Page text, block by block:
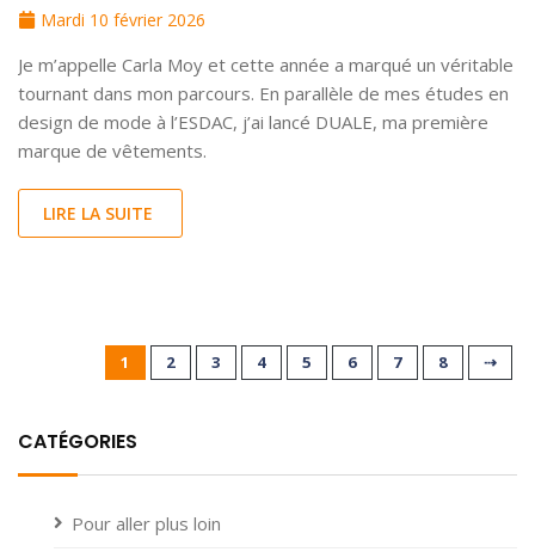
Mardi 10 février 2026
Je m’appelle Carla Moy et cette année a marqué un véritable
tournant dans mon parcours. En parallèle de mes études en
design de mode à l’ESDAC, j’ai lancé DUALE, ma première
marque de vêtements.
LIRE LA SUITE
1 2 3 4 5 6 7 8 ⇢
CATÉGORIES
Pour aller plus loin